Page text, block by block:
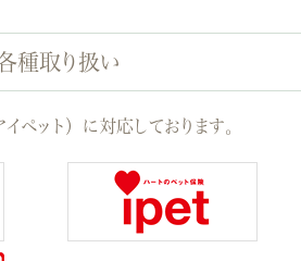
種取り扱い
ペット）に対応しております。